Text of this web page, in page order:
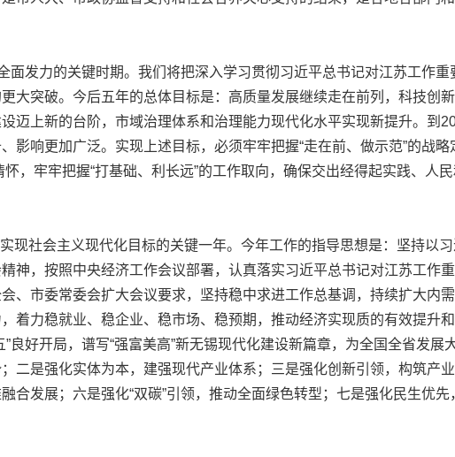
发力的关键时期。我们将把深入学习贯彻习近平总书记对江苏工作重
大突破。今后五年的总体目标是：高质量发展继续走在前列，科技创
迈上新的台阶，市域治理体系和治理能力现代化水平实现新提升。到
响更加广泛。实现上述目标，必须牢牢把握“走在前、做示范”的战略
，牢牢把握“打基础、利长远”的工作取向，确保交出经得起实践、人
社会主义现代化目标的关键一年。今年工作的指导思想是：坚持以
神，按照中央经济工作会议部署，认真落实习近平总书记对江苏工作重
市委常委会扩大会议要求，坚持稳中求进工作总基调，持续扩大内需
着力稳就业、稳企业、稳市场、稳预期，推动经济实现质的有效提升
好开局，谱写“强富美高”新无锡现代化建设新篇章，为全国全省发展
二是强化实体为本，建强现代产业体系；三是强化创新引领，构筑产
发展；六是强化“双碳”引领，推动全面绿色转型；七是强化民生优先